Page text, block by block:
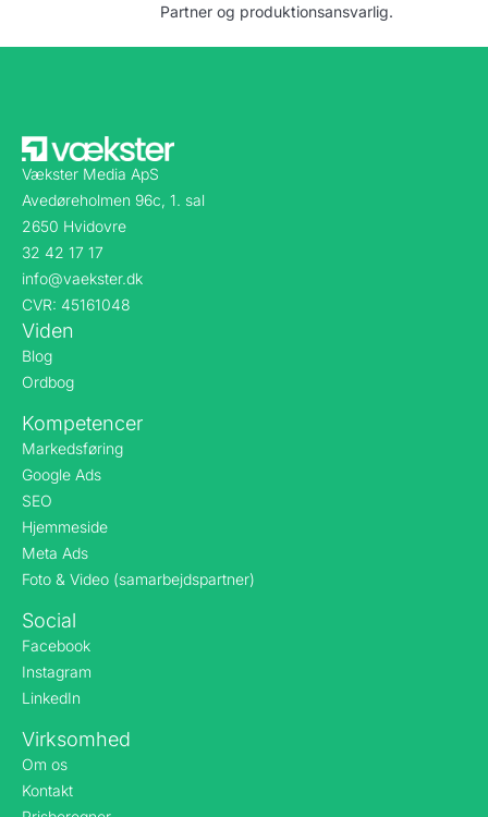
Partner og produktionsansvarlig.
Vækster Media ApS
Avedøreholmen 96c, 1. sal
2650 Hvidovre
32 42 17 17
info@vaekster.dk
CVR: 45161048
Viden
Blog
Ordbog
Kompetencer
Markedsføring
Google Ads
SEO
Hjemmeside
Meta Ads
Foto & Video (samarbejdspartner)
Social
Facebook
Instagram
LinkedIn
Virksomhed
Om os
Kontakt